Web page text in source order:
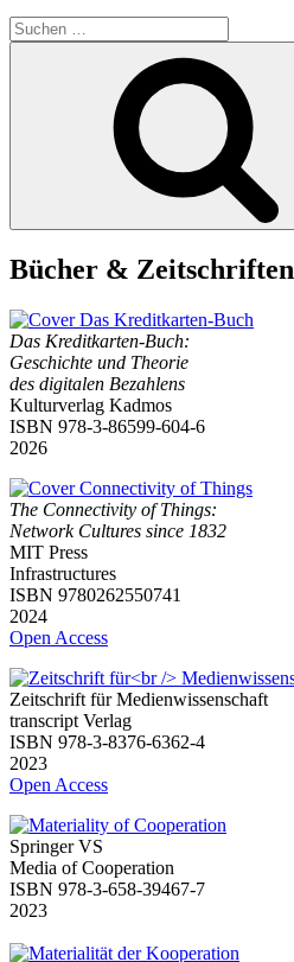
Suchen
nach:
Bücher & Zeitschriften
Das Kreditkarten-Buch:
Geschichte und Theorie
des digitalen Bezahlens
Kulturverlag Kadmos
ISBN 978-3-86599-604-6
2026
The Connectivity of Things:
Network Cultures since 1832
MIT Press
Infrastructures
ISBN 9780262550741
2024
Open Access
Zeitschrift für Medienwissenschaft
transcript Verlag
ISBN 978-3-8376-6362-4
2023
Open Access
Springer VS
Media of Cooperation
ISBN 978-3-658-39467-7
2023